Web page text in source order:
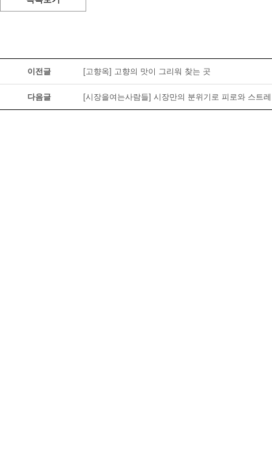
이전글 [고향옥] 고향의 맛이 그리워 찾는 곳
다음글 [시장을여는사람들] 시장만의 분위기로 피로와 스트